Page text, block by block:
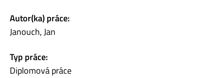
Autor(ka) práce:
Janouch, Jan
Typ práce:
Diplomová práce